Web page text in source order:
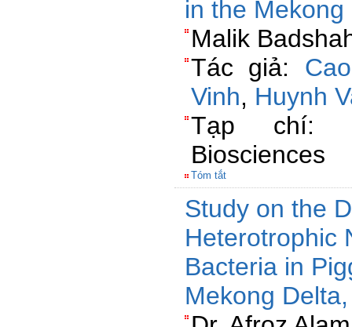
in the
Malik
Tác giả:
Vinh, Huynh
Tạp chí:
Biosciences
Tóm tắt
Study on the
Heterotrophic
Bacteria in
Mekong